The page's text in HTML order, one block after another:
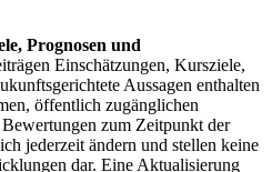
Prognosen und
Einschätzungen, Kursziele,
Aussagen enthalten
öffentlich zugänglichen
zum Zeitpunkt der
jederzeit ändern und stellen keine
dar. Eine Aktualisierung